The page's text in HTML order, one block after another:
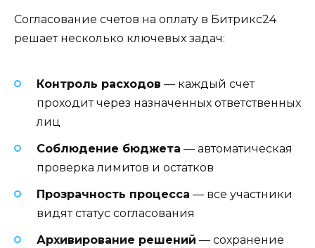
Согласование счетов на оплату в Битрикс24
решает несколько ключевых задач:
Контроль расходов — каждый счет
проходит через назначенных ответственных
лиц
Соблюдение бюджета — автоматическая
проверка лимитов и остатков
Прозрачность процесса — все участники
видят статус согласования
Архивирование решений — сохранение